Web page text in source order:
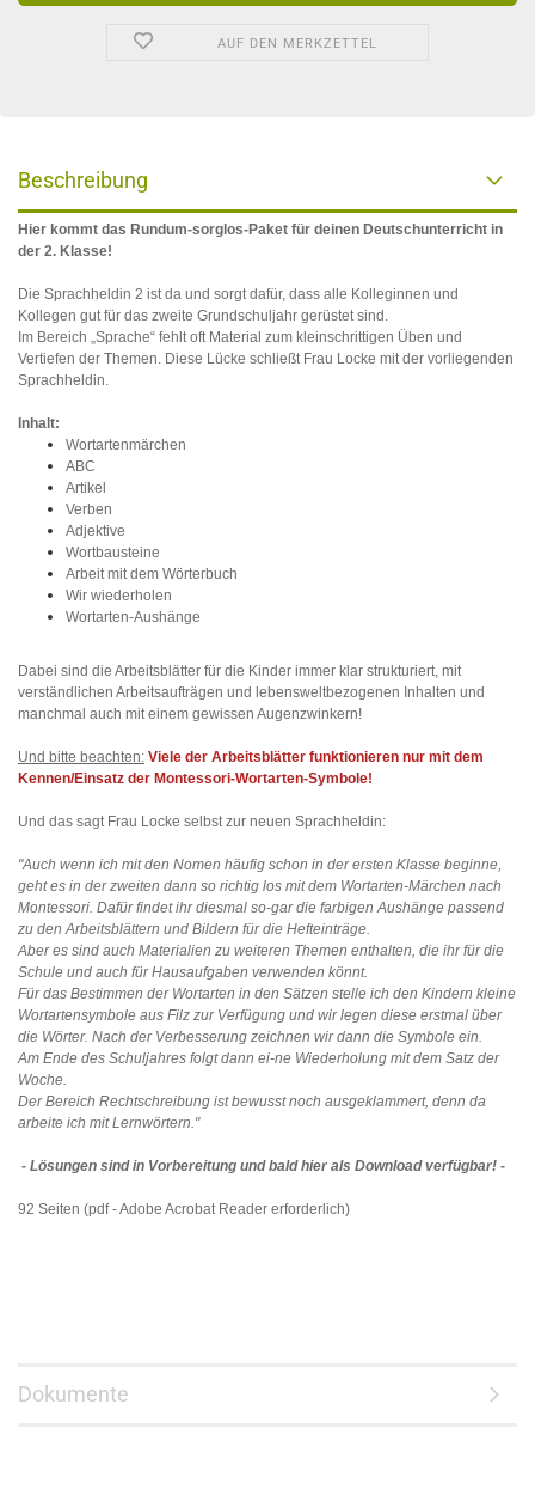
AUF DEN MERKZETTEL
Beschreibung
Hier kommt das Rundum-sorglos-Paket für deinen Deutschunterricht in
der 2. Klasse!
Die Sprachheldin 2 ist da und sorgt dafür, dass alle Kolleginnen und
Kollegen gut für das zweite Grundschuljahr gerüstet sind.
Im Bereich „Sprache“ fehlt oft Material zum kleinschrittigen Üben und
Vertiefen der Themen. Diese Lücke schließt Frau Locke mit der vorliegenden
Sprachheldin.
Inhalt:
Wortartenmärchen
ABC
Artikel
Verben
Adjektive
Wortbausteine
Arbeit mit dem Wörterbuch
Wir wiederholen
Wortarten-Aushänge
Dabei sind die Arbeitsblätter für die Kinder immer klar strukturiert, mit
verständlichen Arbeitsaufträgen und lebensweltbezogenen Inhalten und
manchmal auch mit einem gewissen Augenzwinkern!
Und bitte beachten: Viele der Arbeitsblätter funktionieren nur mit dem
Kennen/Einsatz der Montessori-Wortarten-Symbole!
Und das sagt Frau Locke selbst zur neuen Sprachheldin:
"Auch wenn ich mit den Nomen häufig schon in der ersten Klasse beginne,
geht es in der zweiten dann so richtig los mit dem Wortarten-Märchen nach
Montessori. Dafür findet ihr diesmal so-gar die farbigen Aushänge passend
zu den Arbeitsblättern und Bildern für die Hefteinträge.
Aber es sind auch Materialien zu weiteren Themen enthalten, die ihr für die
Schule und auch für Hausaufgaben verwenden könnt.
Für das Bestimmen der Wortarten in den Sätzen stelle ich den Kindern kleine
Wortartensymbole aus Filz zur Verfügung und wir legen diese erstmal über
die Wörter. Nach der Verbesserung zeichnen wir dann die Symbole ein.
Am Ende des Schuljahres folgt dann ei-ne Wiederholung mit dem Satz der
Woche.
Der Bereich Rechtschreibung ist bewusst noch ausgeklammert, denn da
arbeite ich mit Lernwörtern."
- Lösungen sind in Vorbereitung und bald hier als Download verfügbar! -
92 Seiten (pdf - Adobe Acrobat Reader erforderlich)
Dokumente